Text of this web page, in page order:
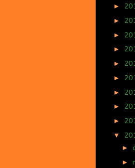
►
►
►
►
►
►
►
►
►
▼
►
►